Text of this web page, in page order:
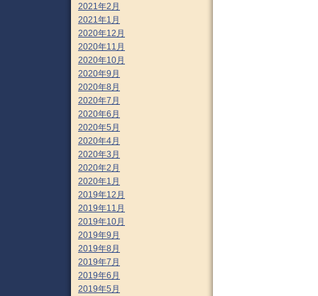
2021年2月
2021年1月
2020年12月
2020年11月
2020年10月
2020年9月
2020年8月
2020年7月
2020年6月
2020年5月
2020年4月
2020年3月
2020年2月
2020年1月
2019年12月
2019年11月
2019年10月
2019年9月
2019年8月
2019年7月
2019年6月
2019年5月